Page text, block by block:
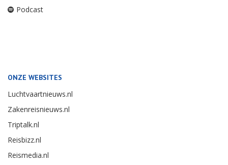
Podcast
ONZE WEBSITES
Luchtvaartnieuws.nl
Zakenreisnieuws.nl
Triptalk.nl
Reisbizz.nl
Reismedia.nl